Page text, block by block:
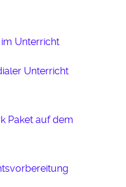
im Unterricht
Unterricht
Paket auf dem